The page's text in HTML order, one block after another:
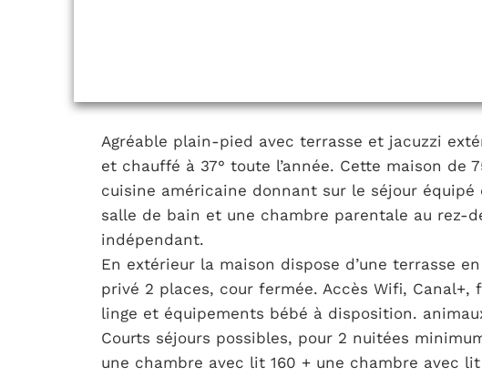
Agréable plain-pied avec terrasse et jacuzzi
et chauffé à 37° toute l’année. Cette maison de
cuisine américaine donnant sur le séjour équipé
salle de bain et une chambre parentale au rez-
indépendant.
En extérieur la maison dispose d’une terrasse
privé 2 places, cour fermée. Accès Wifi, Canal+,
linge et équipements bébé à disposition.
Courts séjours possibles, pour 2 nuitées
une chambre avec lit 160 + une chambre avec